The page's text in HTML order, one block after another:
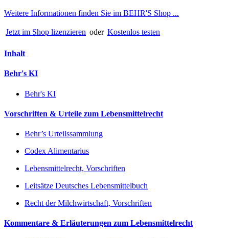
Weitere Informationen finden Sie im BEHR'S Shop ...
Jetzt im Shop lizenzieren oder Kostenlos testen
Inhalt
Behr's KI
Behr's KI
Vorschriften & Urteile zum Lebensmittelrecht
Behr’s Urteilssammlung
Codex Alimentarius
Lebensmittelrecht, Vorschriften
Leitsätze Deutsches Lebensmittelbuch
Recht der Milchwirtschaft, Vorschriften
Kommentare & Erläuterungen zum Lebensmittelrecht